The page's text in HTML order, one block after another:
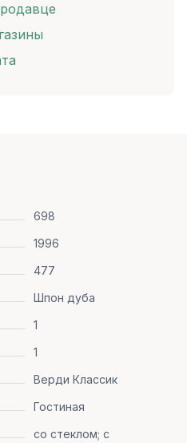
698
1996
477
Шпон дуба
1
1
Верди Классик
Гостиная
со стеклом; с